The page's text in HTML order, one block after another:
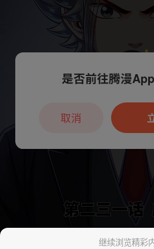
继续浏览精彩
本章节仅支持App阅读
户7天免费
是否前往腾漫
取消